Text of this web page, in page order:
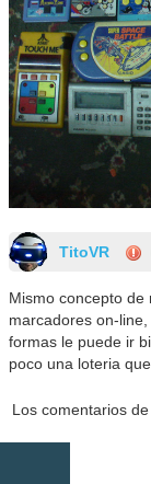
TitoVR
Mismo concepto de
marcadores on-
formas le puede ir
poco una loteria
Los comentarios